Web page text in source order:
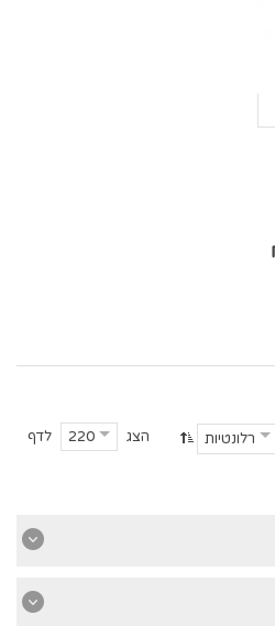
הצג 220 לדף רלונטיות